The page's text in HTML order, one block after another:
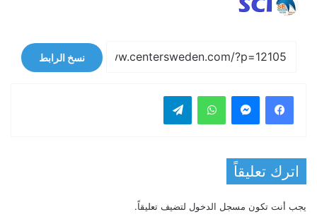
نسخ الرابط
فيسبوك واتساب
اترك تعليقاً
يجب أنت تكون مسجل الدخول لتضيف تعليقاً.